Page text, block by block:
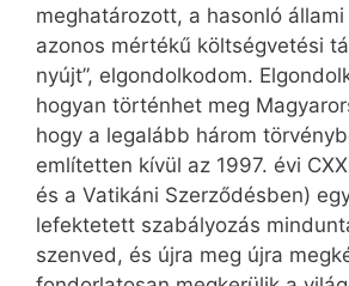
meghatározott, a hasonló
azonos mértékű költségvetési
nyújt”, elgondolkodom.
hogyan történhet meg
hogy a legalább három
említetten kívül az 1997. évi
és a Vatikáni Szerződésben)
lefektetett szabályozás
szenved, és újra meg újra